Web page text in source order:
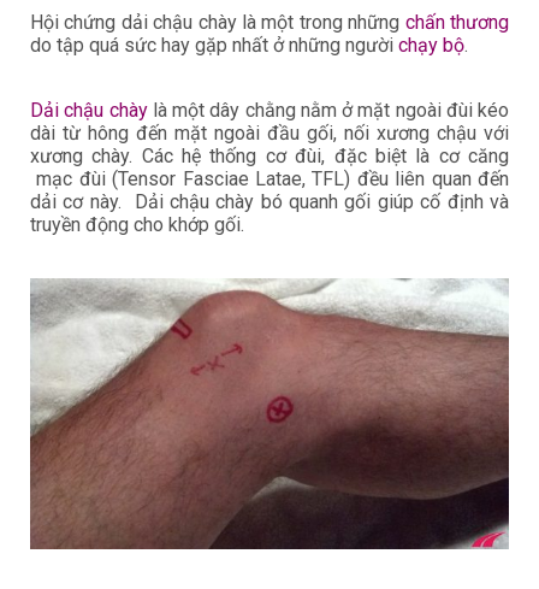
Hội chứng dải chậu chày là một trong những chấn thương
do tập quá sức hay gặp nhất ở những người chạy bộ.
Dải chậu chàylà một dây chằng nằm ở mặt ngoài đùi kéo
dài từ hông đến mặt ngoài đầu gối, nối xương chậu với
xương chày. Các hệ thống cơ đùi, đặc biệt là cơ căng
mạc đùi (Tensor Fasciae Latae, TFL) đều liên quan đến
dải cơ này. Dải chậu chày bó quanh gối giúp cố định và
truyền động cho khớp gối.